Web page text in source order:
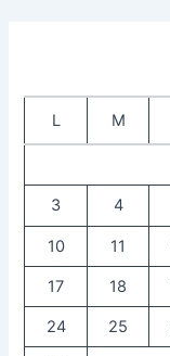
L M
3 4
10 11
17 18
24 25